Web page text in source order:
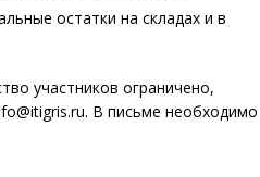
остатки на складах и в
участников ограничено,
В письме необходимо